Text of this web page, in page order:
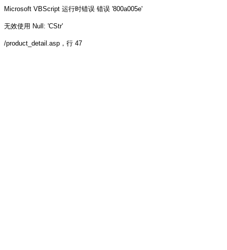
Microsoft VBScript 运行时错误 错误 '800a005e'
无效使用 Null: 'CStr'
/product_detail.asp ，行 47